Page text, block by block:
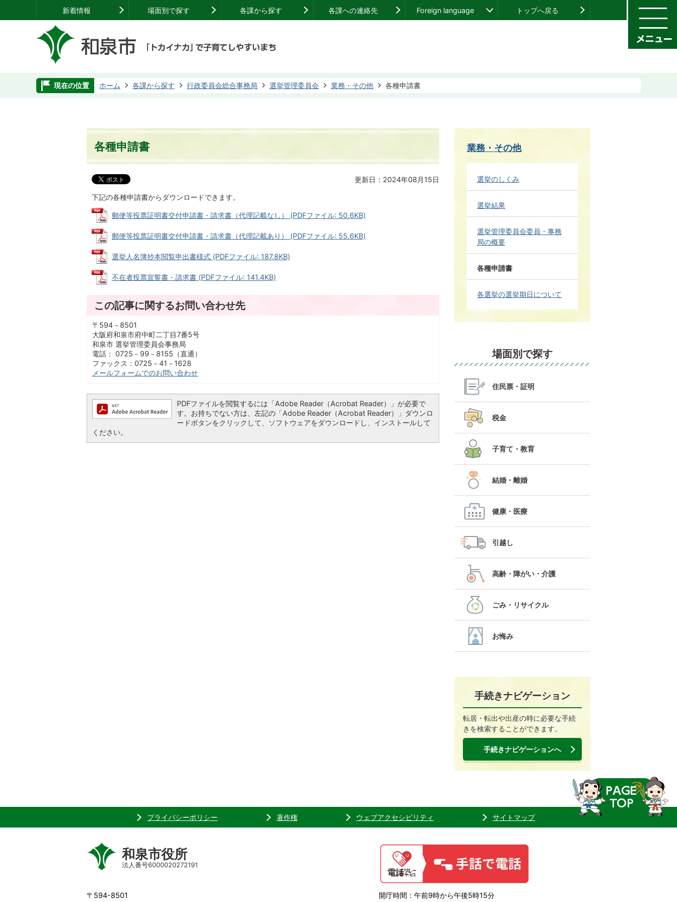
新着情報 場面別で探す 各課から探す 各課への連絡先 Foreign language トップへ戻る
現在の位置 ホーム 各課から探す 行政委員会総合事務局 選挙管理委員会 業務・その他 各種申請書
各種申請書
更新日：2024年08月15日
下記の各種申請書からダウンロードできます。
郵便等投票証明書交付申請書・請求書（代理記載なし） (PDFファイル: 50.6KB)
郵便等投票証明書交付申請書・請求書（代理記載あり） (PDFファイル: 55.6KB)
選挙人名簿抄本閲覧申出書様式 (PDFファイル: 187.8KB)
不在者投票宣誓書・請求書 (PDFファイル: 141.4KB)
この記事に関するお問い合わせ先
〒594－8501
大阪府和泉市府中町二丁目7番5号
和泉市 選挙管理委員会事務局
電話： 0725－99－8155（直通）
ファックス：0725－41－1628
メールフォームでのお問い合わせ
PDFファイルを閲覧するには「Adobe Reader（Acrobat Reader）」が必要で
す。お持ちでない方は、左記の「Adobe Reader（Acrobat Reader）」ダウンロ
ードボタンをクリックして、ソフトウェアをダウンロードし、インストールして
ください。
業務・その他
選挙のしくみ
選挙結果
選挙管理委員会委員・事務
局の概要
各種申請書
各選挙の選挙期日について
場面別で探す
住民票・証明
税金
子育て・教育
結婚・離婚
健康・医療
引越し
高齢・障がい・介護
ごみ・リサイクル
お悔み
手続きナビゲーション
転居・転出や出産の時に必要な手続
きを検索することができます。
手続きナビゲーションへ
プライバシーポリシー 著作権 ウェブアクセシビリティ サイトマップ
和泉市役所
法人番号6000020272191
〒594-8501
開庁時間：午前9時から午後5時15分